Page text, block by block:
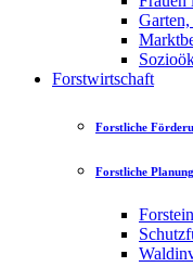
Forstwirtschaft
Forstliche
Forstliche Planung